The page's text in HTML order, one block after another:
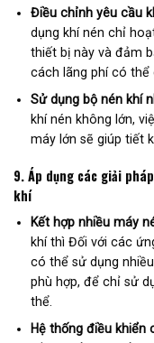
Điều chỉnh yêu cầu
dụng khí nén chỉ
thiết bị này và đảm
cách lãng phí có thể
Sử dụng bộ nén khí
khí nén không lớn,
máy lớn sẽ giúp tiết
9.Áp dụng các giải
khí
Kết hợp nhiều máy
khí thì Đối với các
có thể sử dụng
phù hợp, để chỉ sử
thể.
Hệ thống điều khiển